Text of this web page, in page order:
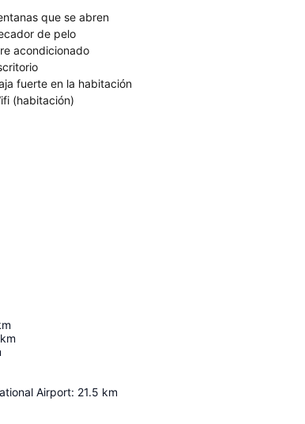
que se abren
de pelo
acondicionado
fuerte en la habitación
(habitación)
km
Airport: 21.5 km